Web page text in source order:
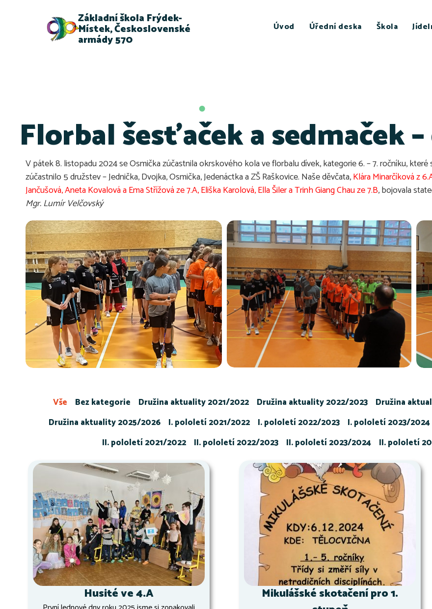
Základní škola Frýdek-
Místek, Československé
armády 570
Úvod Úřední deska Škola
Florbal šesťaček a sedmaček
V pátek 8. listopadu 2024 se Osmička zúčastnila okrskového kola ve florbalu dívek, kategorie 6. – 7. ročníku,
zúčastnilo 5 družstev – Jednička, Dvojka, Osmička, Jedenáctka a ZŠ Raškovice. Naše děvčata,Klára Minarčíková z
Jančušová, Aneta Kovalová a Ema Střížová ze 7.A, Eliška Karolová, Ella Šiler a Trinh Giang Chau ze 7.B, bojovala
Mgr. Lumír Velčovský
Bez kategorie Družina aktuality 2021/2022 Družina aktuality 2022/2023 Družina
Družina aktuality 2025/2026
I. pololetí 2021/2022 I. pololetí 2022/2023 I. pololetí 2023/2024
II. pololetí 2021/2022
II. pololetí 2022/2023 II. pololetí 2023/2024 II. pololetí
Vše
Husité ve 4.A
Mikulášské skotačení pro 1.